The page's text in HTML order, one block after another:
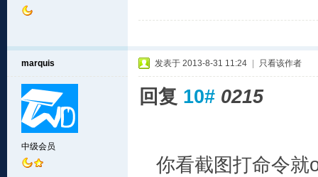
marquis
中级会员
发表于 2013-8-31 11:24 只看该作者
回复 10# 0215
你看截图打命令就